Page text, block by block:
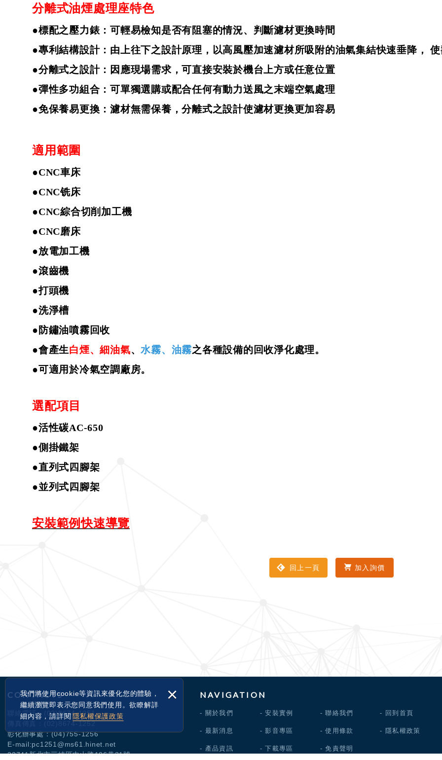
我們將使用cookie等資訊來優化您的體驗，
繼續瀏覽即表示您同意我們使用。欲瞭解詳
細內容，請詳閱 隱私權保護政策
×
分離式油煙處理座特色
●標配之壓力錶：可輕易檢知是否有阻塞的情況、 判斷濾材更換時間
●專利結構設計：由上往下之設計原理，以高風壓加速濾材所吸附的油氣集結快速垂降，
●分離式之設計：因應現場需求，可直接安裝於機台上方或任意位置
●彈性多功組合：可單獨選購或配合任何有動力送風之末端空氣處理
●免保養易更換：濾材無需保養，分離式之設計使濾材更換更加容易
適用範圍
●CNC車床
●CNC铣床
●CNC綜合切削加工機
●CNC磨床
●放電加工機
●滾齒機
●打頭機
●洗淨槽
● 防鏽油噴霧回收
●會產生白煙、細油氣、水霧、油霧之各種設備的回收淨化處理。
●可適用於冷氣空調廠房。
選配項目
●活性碳AC-650
●側掛鐵架
●直列式四腳架
●並列式四腳架
安裝範例快速導覽
回上一頁 加入詢價
CONTACTS
聯絡電話：
(02)8674-1251
傳真傳真：(02)8674-1252
彰化辦事處：(04)755-1256
E-mail:pc1251@ms61.hinet.net
23741新北市三峽區中山路106巷31號
NAVIGATION
關於我們
最新消息
產品資訊
安裝實例
影音專區
下載專區
聯絡我們
使用條款
免責聲明
回到首頁
隱私權政策